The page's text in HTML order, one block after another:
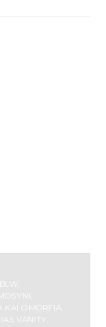
BLW
KAI OMORFIA
VANITY